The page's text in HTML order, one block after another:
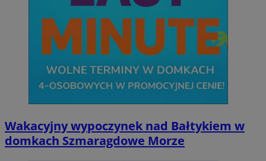
Wakacyjny wypoczynek nad Bałtykiem w
domkach Szmaragdowe Morze